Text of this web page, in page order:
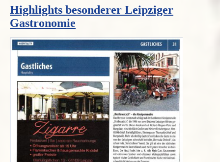
Bachs
Geburtstagen
und
Leipzig
Highlights besonderer Leipziger
Gastronomie